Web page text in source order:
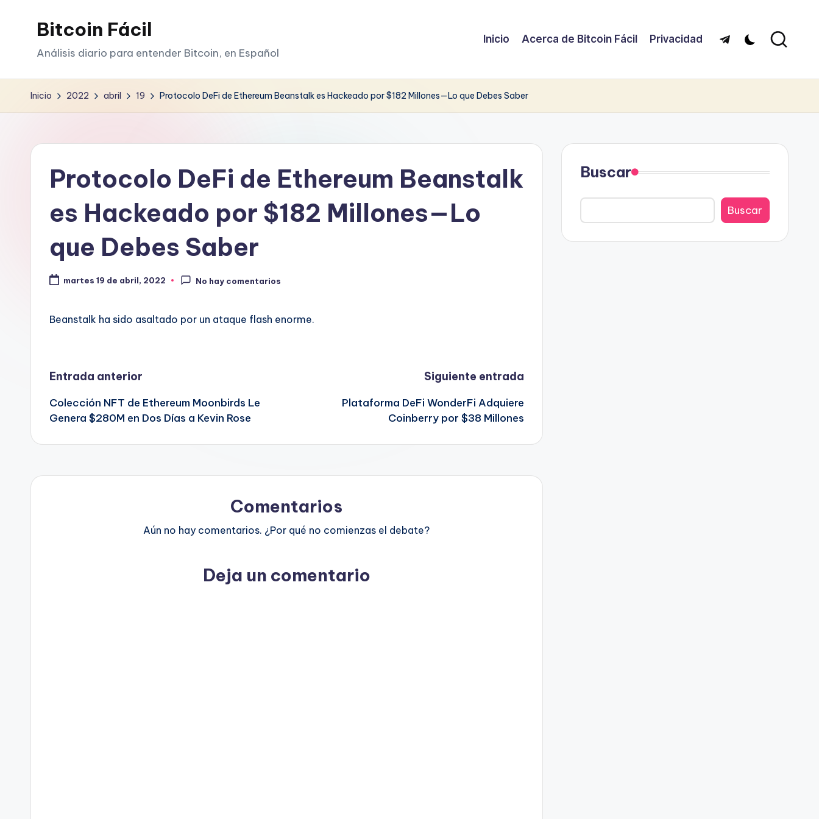
Bitcoin Fácil
Análisis diario para entender Bitcoin, en Español
Inicio Acerca de Bitcoin Fácil Privacidad Telegram
Inicio 2022 abril 19 Protocolo DeFi de Ethereum Beanstalk es Hackeado por $182 Millones—Lo que Debes Saber
Protocolo DeFi de Ethereum Beanstalk
es Hackeado por $182 Millones—Lo
que Debes Saber
martes 19 de abril, 2022 No hay comentarios
Beanstalk ha sido asaltado por un ataque flash enorme.
Navegación
de
entradas
Entrada anterior
Colección NFT de Ethereum Moonbirds Le
Genera $280M en Dos Días a Kevin Rose
Siguiente entrada
Plataforma DeFi WonderFi Adquiere
Coinberry por $38 Millones
Comentarios
Aún no hay comentarios. ¿Por qué no comienzas el debate?
Deja un comentario
Buscar
Buscar